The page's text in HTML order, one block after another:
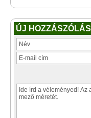
ÚJ HOZZÁSZÓLÁS